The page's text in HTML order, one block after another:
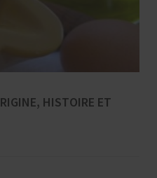
HISTOIRE ET